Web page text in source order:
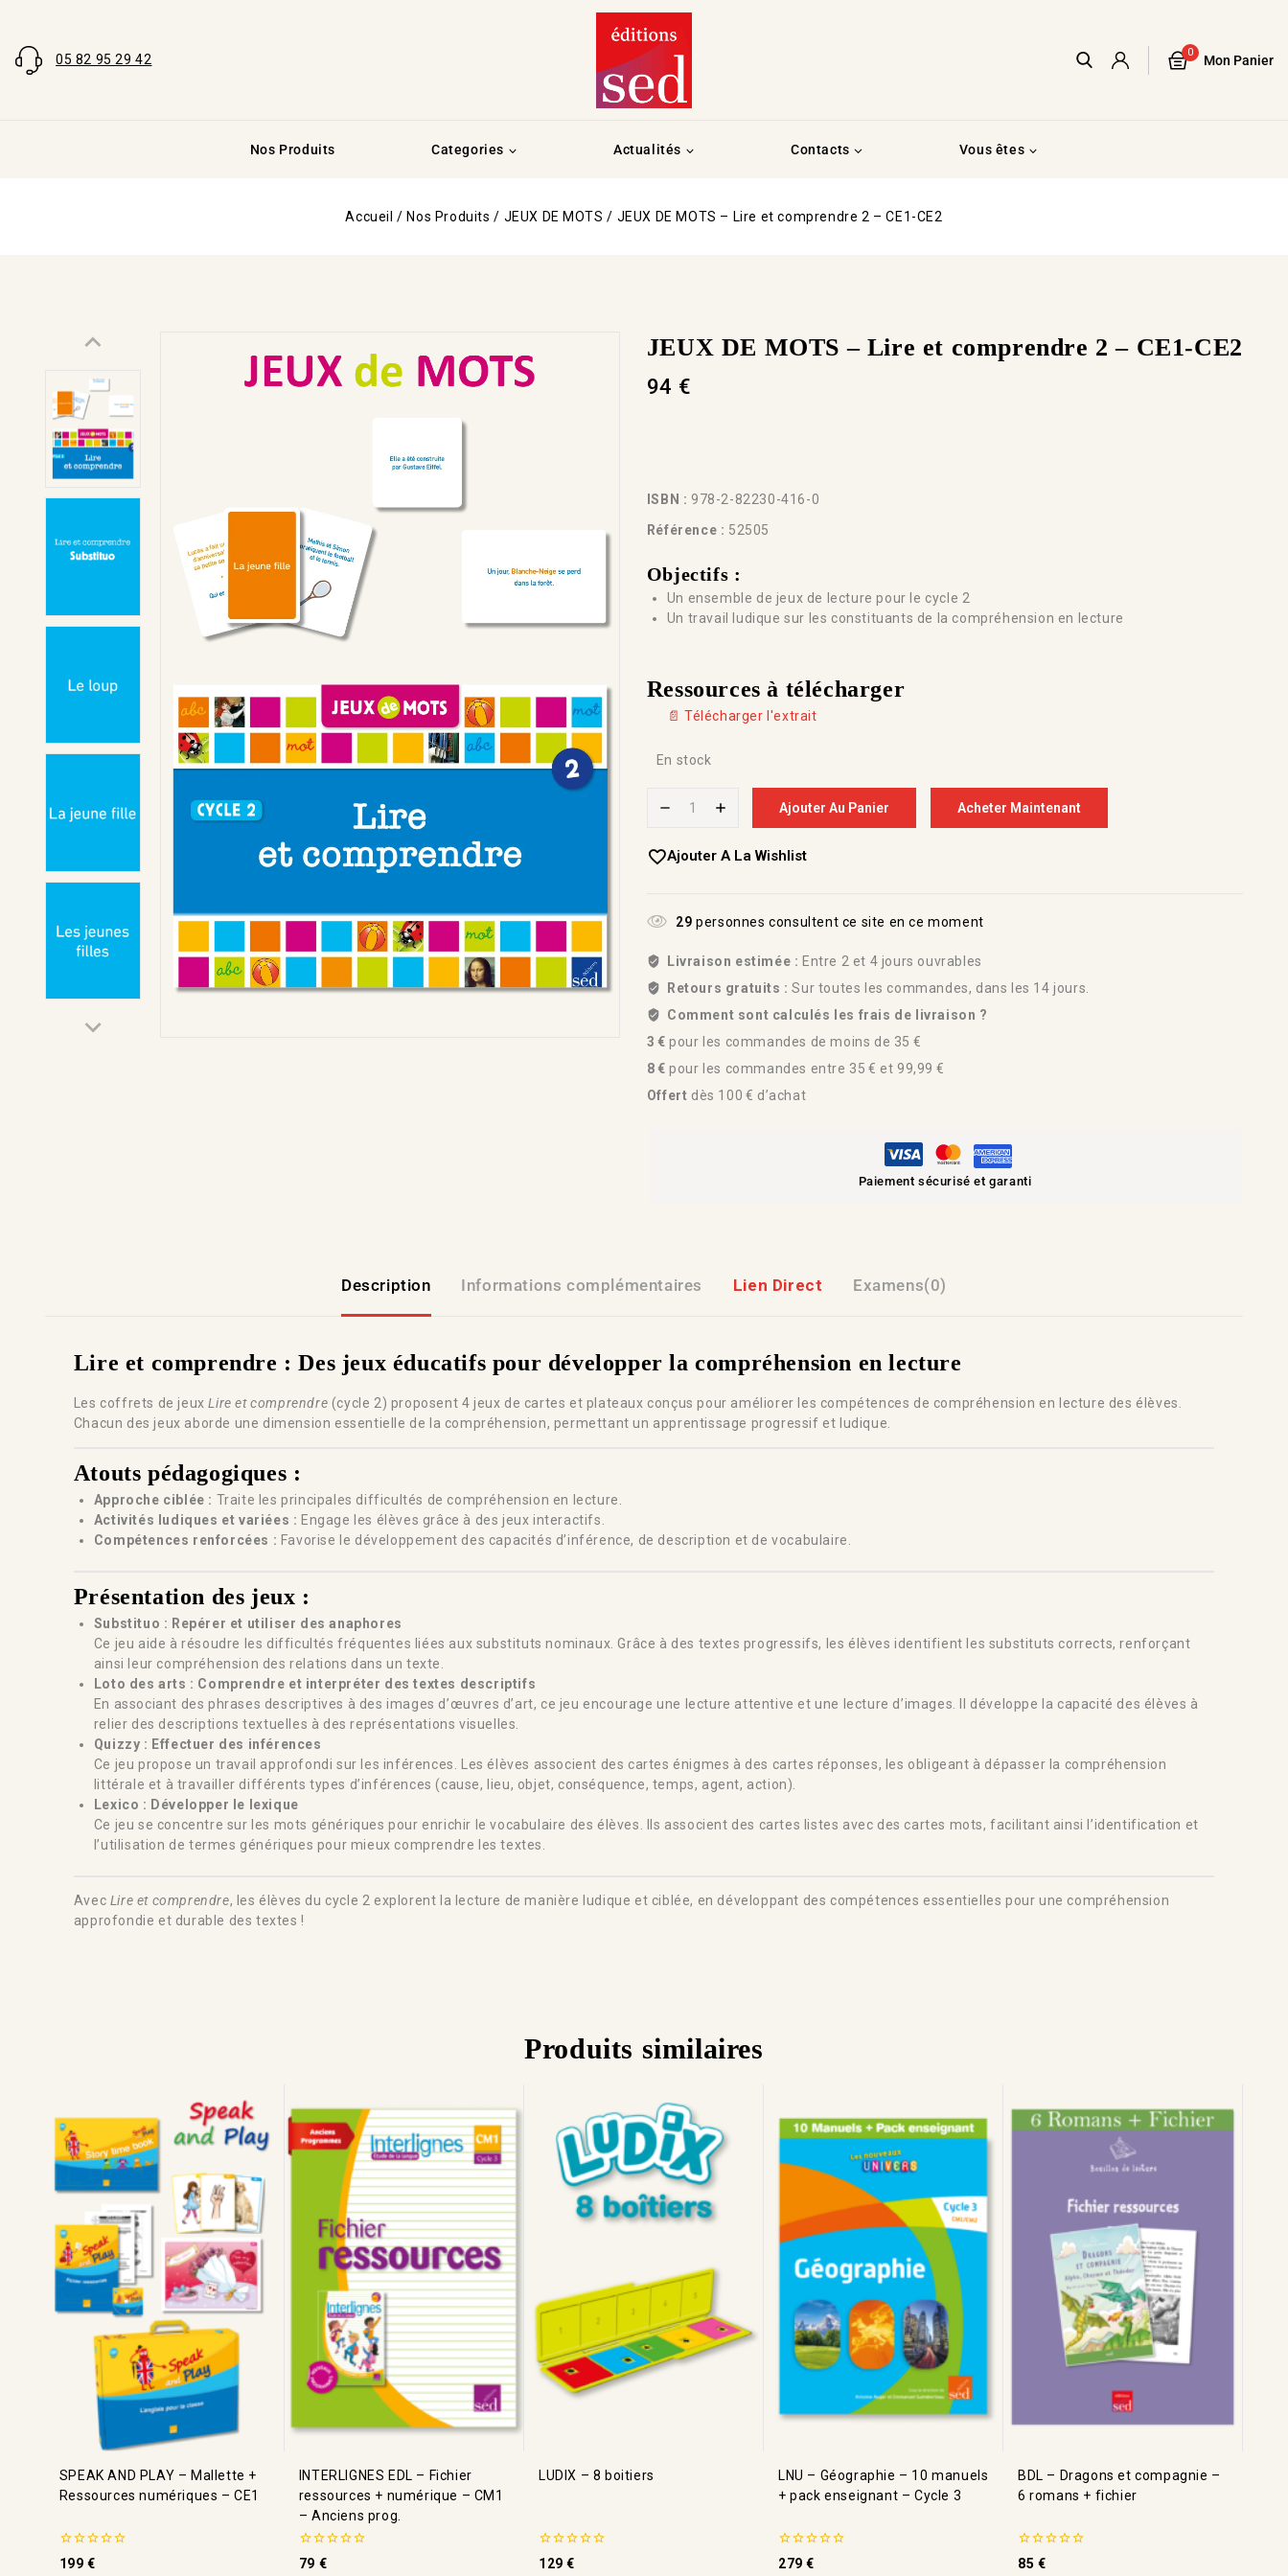
05 82 95 29 42 0
Mon Panier
Nos Produits Categories Actualités Contacts Vous êtes
Accueil / Nos Produits / JEUX DE MOTS / JEUX DE MOTS – Lire et comprendre 2 – CE1-CE2
JEUX DE MOTS – Lire et comprendre 2 – CE1-CE2
94 €
ISBN : 978-2-82230-416-0
Référence : 52505
Objectifs :
Un ensemble de jeux de lecture pour le cycle 2
Un travail ludique sur les constituants de la compréhension en lecture
Ressources à télécharger
📄 Télécharger l'extrait
En stock
Ajouter Au Panier Acheter Maintenant
Ajouter A La Wishlist
29 personnes consultent ce site en ce moment
Livraison estimée : Entre 2 et 4 jours ouvrables
Retours gratuits :Sur toutes les commandes, dans les 14 jours.
Comment sont calculés les frais de livraison ?
3 € pour les commandes de moins de 35 €
8 € pour les commandes entre 35 € et 99,99 €
Offert dès 100 € d’achat
Paiement sécurisé et garanti
Description Informations complémentaires Lien Direct Examens(0)
Lire et comprendre : Des jeux éducatifs pour développer la compréhension en lecture
Les coffrets de jeuxLire et comprendre (cycle 2) proposent 4 jeux de cartes et plateaux conçus pour améliorer les compétences de compréhension en lecture des élèves.
Chacun des jeux aborde une dimension essentielle de la compréhension, permettant un apprentissage progressif et ludique.
Atouts pédagogiques :
Approche ciblée : Traite les principales difficultés de compréhension en lecture.
Activités ludiques et variées : Engage les élèves grâce à des jeux interactifs.
Compétences renforcées : Favorise le développement des capacités d’inférence, de description et de vocabulaire.
Présentation des jeux :
Substituo : Repérer et utiliser des anaphores
Ce jeu aide à résoudre les difficultés fréquentes liées aux substituts nominaux. Grâce à des textes progressifs, les élèves identifient les substituts corrects, renforçant
ainsi leur compréhension des relations dans un texte.
Loto des arts : Comprendre et interpréter des textes descriptifs
En associant des phrases descriptives à des images d’œuvres d’art, ce jeu encourage une lecture attentive et une lecture d’images. Il développe la capacité des élèves à
relier des descriptions textuelles à des représentations visuelles.
Quizzy : Effectuer des inférences
Ce jeu propose un travail approfondi sur les inférences. Les élèves associent des cartes énigmes à des cartes réponses, les obligeant à dépasser la compréhension
littérale et à travailler différents types d’inférences (cause, lieu, objet, conséquence, temps, agent, action).
Lexico : Développer le lexique
Ce jeu se concentre sur les mots génériques pour enrichir le vocabulaire des élèves. Ils associent des cartes listes avec des cartes mots, facilitant ainsi l’identification et
l’utilisation de termes génériques pour mieux comprendre les textes.
Avec Lire et comprendre, les élèves du cycle 2 explorent la lecture de manière ludique et ciblée, en développant des compétences essentielles pour une compréhension
approfondie et durable des textes !
Produits similaires
SPEAK AND PLAY – Mallette +
Ressources numériques – CE1
0
de
199€
INTERLIGNES EDL – Fichier
ressources + numérique – CM1
– Anciens prog.
0
de
79 €
LUDIX – 8 boitiers
0
de
129€
LNU – Géographie – 10 manuels
+ pack enseignant – Cycle 3
0
de
279€
BDL – Dragons et compagnie –
6 romans + fichier
0
de
85 €